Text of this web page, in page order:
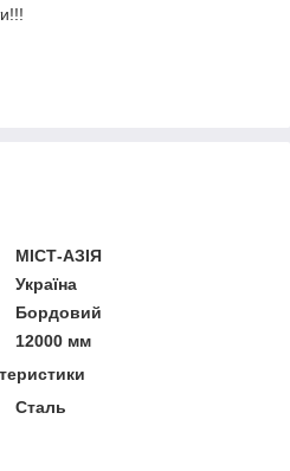
МІСТ-АЗІЯ
Україна
Бордовий
12000 мм
Сталь